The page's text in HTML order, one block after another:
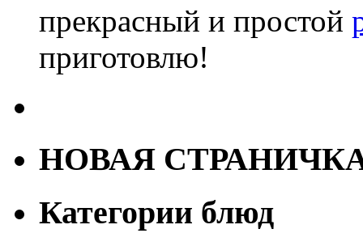
прекрасный и простой
приготовлю!
НОВАЯ
Категории блюд